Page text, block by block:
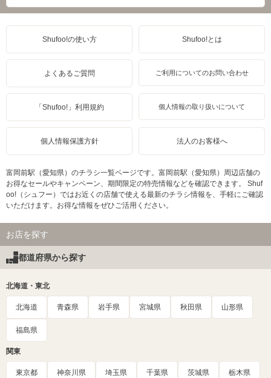
Shufoo!の使い方 Shufoo!とは
よくあるご質問 ご利用についてのお問い合わせ
「Shufoo!」利用規約 個人情報の取り扱いについて
個人情報保護方針 法人のお客様へ
富岡前駅（愛知県）のチラシ一覧ページです。富岡前駅（愛知県）周辺店舗の
お得なセールやキャンペーン、期間限定の特売情報などを確認できます。 Shuf
oo!（シュフー）ではお近くの店舗で使える最新のチラシ情報を、手軽にご確認
いただけます。お得な情報をぜひご活用ください。
お店を探す
都道府県から探す
北海道・東北
北海道 青森県 岩手県 宮城県 秋田県 山形県
福島県
関東
東京都 神奈川県 埼玉県 千葉県 茨城県 栃木県